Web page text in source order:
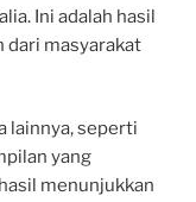
Ini adalah hasil
dari masyarakat
lainnya, seperti
yang
menunjukkan